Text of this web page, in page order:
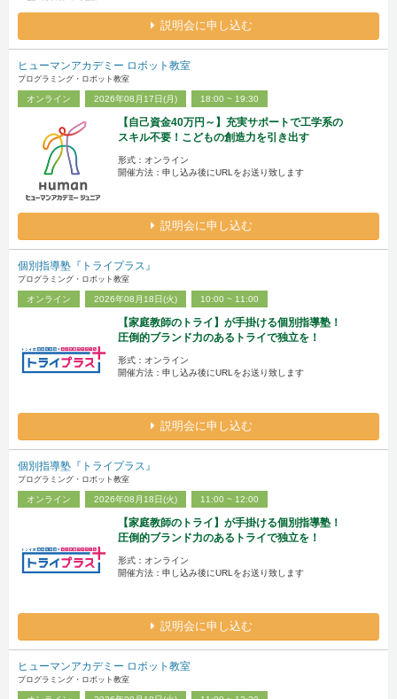
説明会に申し込む
ヒューマンアカデミー ロボット教室
プログラミング・ロボット教室
オンライン 2026年08月17日(月) 18:00 ~ 19:30
【自己資金40万円～】充実サポートで工学系の
スキル不要！こどもの創造力を引き出す
形式：オンライン
開催方法：申し込み後にURLをお送り致します
説明会に申し込む
個別指導塾『トライプラス』
プログラミング・ロボット教室
オンライン 2026年08月18日(火) 10:00 ~ 11:00
【家庭教師のトライ】が手掛ける個別指導塾！
圧倒的ブランド力のあるトライで独立を！
形式：オンライン
開催方法：申し込み後にURLをお送り致します
説明会に申し込む
個別指導塾『トライプラス』
プログラミング・ロボット教室
オンライン 2026年08月18日(火) 11:00 ~ 12:00
【家庭教師のトライ】が手掛ける個別指導塾！
圧倒的ブランド力のあるトライで独立を！
形式：オンライン
開催方法：申し込み後にURLをお送り致します
説明会に申し込む
ヒューマンアカデミー ロボット教室
プログラミング・ロボット教室